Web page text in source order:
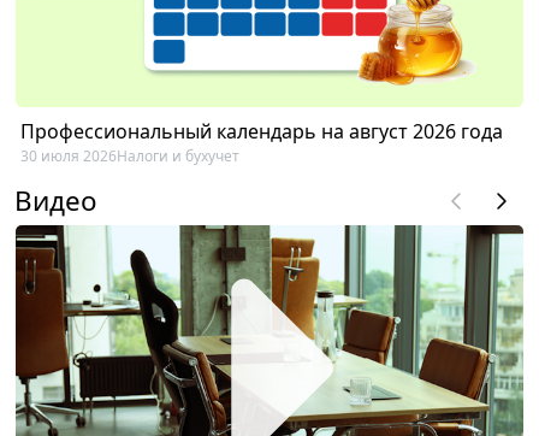
Профессиональный календарь на август 2026 года
30 июля 2026Налоги и бухучет
Видео